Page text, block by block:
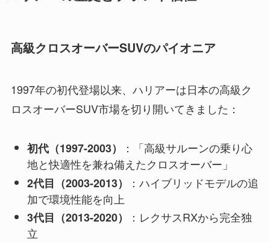
高級クロスオーバーSUVのパイオニア
1997年の初代登場以来、ハリアーは日本の高級ク
ロスオーバーSUV市場を切り開いてきました：
初代（1997-2003）
：「高級サルーンの乗り心
地と快適性を兼ね備えたクロスオーバー」
2代目（2003-2013）
：ハイブリッドモデルの追
加で環境性能を向上
3代目（2013-2020）
：レクサスRXから完全独
立